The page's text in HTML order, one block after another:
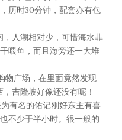
历时30分钟，配套亦有包
人潮相对少，可惜海水非
喂鱼，而且海旁还一大堆
物广场，在里面竟然发现
吉隆坡好像还没有呢！
有名的佑记刚好东主有喜
不少于半小时。很一般的